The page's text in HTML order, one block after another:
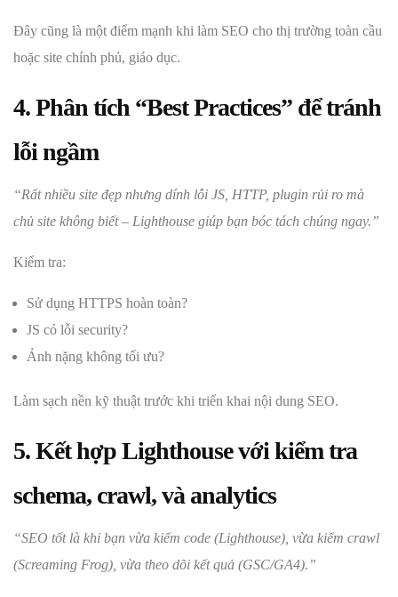
Đây cũng là một điểm mạnh khi làm SEO cho thị trường toàn cầu
hoặc site chính phủ, giáo dục.
4. Phân tích “Best Practices” để tránh
lỗi ngầm
“Rất nhiều site đẹp nhưng dính lỗi JS, HTTP, plugin rủi ro mà
chủ site không biết – Lighthouse giúp bạn bóc tách chúng ngay.”
Kiểm tra:
Sử dụng HTTPS hoàn toàn?
JS có lỗi security?
Ảnh nặng không tối ưu?
Làm sạch nền kỹ thuật trước khi triển khai nội dung SEO.
5. Kết hợp Lighthouse với kiểm tra
schema, crawl, và analytics
“SEO tốt là khi bạn vừa kiểm code (Lighthouse), vừa kiểm crawl
(Screaming Frog), vừa theo dõi kết quả (GSC/GA4).”